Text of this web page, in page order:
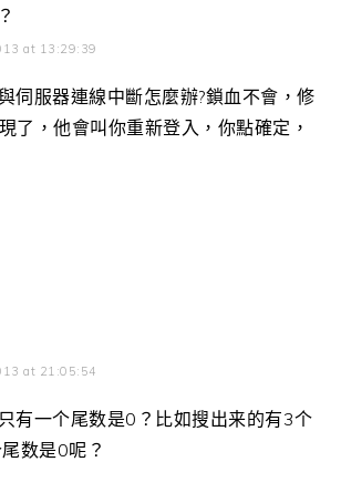
at 13:29:39
伺服器連線中斷怎麼辦?鎖血不會，修
了，他會叫你重新登入，你點確定，
at 21:05:54
有一个尾数是0？比如搜出来的有3个
数是0呢？